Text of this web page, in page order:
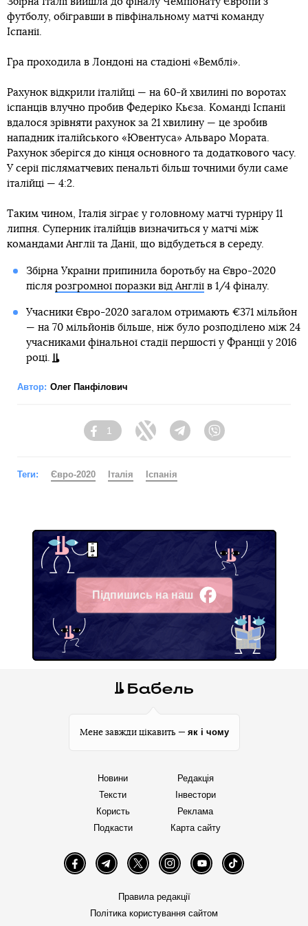
футболу, обігравши в півфінальному матчі команду
Іспанії.
Гра проходила в Лондоні на стадіоні «Вемблі».
Рахунок відкрили італійці — на 60-й хвилині по воротах
іспанців влучно пробив Федеріко Кьєза. Команді Іспанії
вдалося зрівняти рахунок за 21 хвилину — це зробив
нападник італійського «Ювентуса» Альваро Мората.
Рахунок зберігся до кінця основного та додаткового часу.
У серії післяматчевих пенальті більш точними були саме
італійці — 4:2.
Таким чином, Італія зіграє у головному матчі турніру 11
липня. Суперник італійців визначиться у матчі між
командами Англії та Данії, що відбудеться в середу.
Збірна України припинила боротьбу на Євро-2020
після розгромної поразки від Англіїв 1/4 фіналу.
Учасники Євро-2020 загалом отримають €371 мільйон
— на 70 мільйонів більше, ніж було розподілено між 24
учасниками фінальної стадії першості у Франції у 2016
році.
Автор: Олег Панфілович
Facebook
1
Twitter Telegram
Теги: Євро-2020 Італія Іспанія
Підпишись на наш
Facebook
Мене завжди цікавить — як і чому
Новини
Тексти
Користь
Подкасти
Редакція
Інвестори
Реклама
Карта сайту
FacebookTelegramTwitter InstagramYouTube TikTok
Правила редакції
Політика користування сайтом